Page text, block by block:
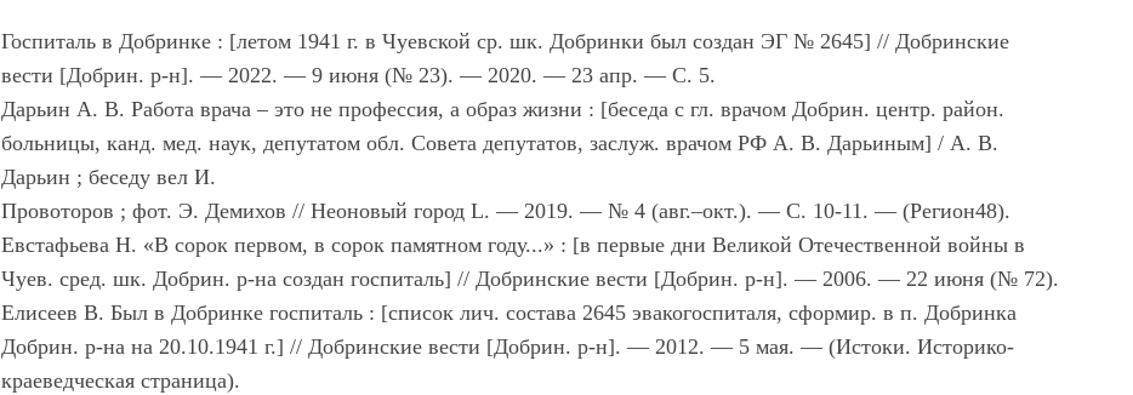
Госпиталь в Добринке : [летом 1941 г. в Чуевской ср. шк. Добринки был создан ЭГ № 2645] // Добринские
вести [Добрин. р-н]. — 2022. — 9 июня (№ 23). — 2020. — 23 апр. — С. 5.
Дарьин А. В. Работа врача – это не профессия, а образ жизни : [беседа с гл. врачом Добрин. центр. район.
больницы, канд. мед. наук, депутатом обл. Совета депутатов, заслуж. врачом РФ А. В. Дарьиным] / А. В.
Дарьин ; беседу вел И.
Провоторов ; фот. Э. Демихов // Неоновый город L. — 2019. — № 4 (авг.–окт.). — С. 10-11. — (Регион48).
Евстафьева Н. «В сорок первом, в сорок памятном году...» : [в первые дни Великой Отечественной войны в
Чуев. сред. шк. Добрин. р-на создан госпиталь] // Добринские вести [Добрин. р-н]. — 2006. — 22 июня (№ 72).
Елисеев В. Был в Добринке госпиталь : [список лич. состава 2645 эвакогоспиталя, сформир. в п. Добринка
Добрин. р-на на 20.10.1941 г.] // Добринские вести [Добрин. р-н]. — 2012. — 5 мая. — (Истоки. Историко-
краеведческая страница).